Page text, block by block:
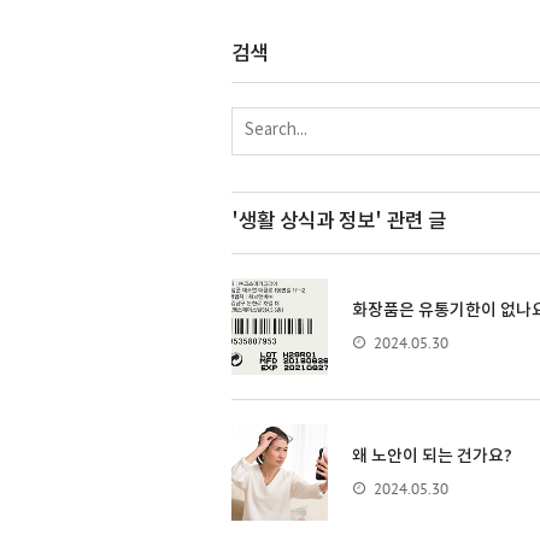
검색
'생활 상식과 정보' 관련 글
화장품은 유통기한이 없나
2024.05.30
왜 노안이 되는 건가요?
2024.05.30